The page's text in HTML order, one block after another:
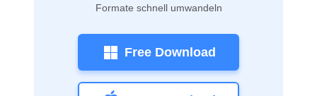
Formate schnell umwandeln
Free Download